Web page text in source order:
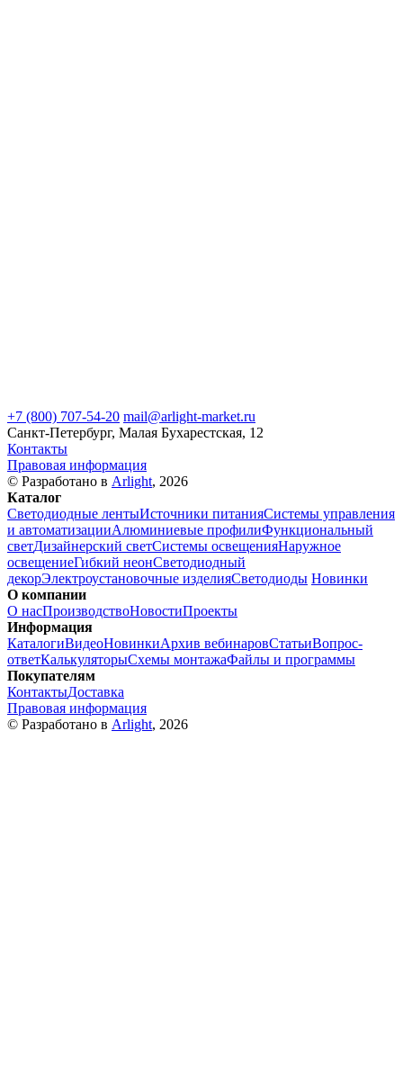
+7 (800) 707-54-20 mail@arlight-market.ru
Санкт-Петербург, Малая Бухарестская, 12
Контакты
Правовая информация
© Разработано в Arlight, 2026
Каталог
Светодиодные лентыИсточники питанияСистемы управления
и автоматизацииАлюминиевые профилиФункциональный
светДизайнерский светСистемы освещенияНаружное
освещениеГибкий неонСветодиодный
декорЭлектроустановочные изделияСветодиоды Новинки
О компании
О насПроизводствоНовостиПроекты
Информация
КаталогиВидеоНовинкиАрхив вебинаровСтатьиВопрос-
ответКалькуляторыСхемы монтажаФайлы и программы
Покупателям
КонтактыДоставка
Правовая информация
© Разработано в Arlight, 2026